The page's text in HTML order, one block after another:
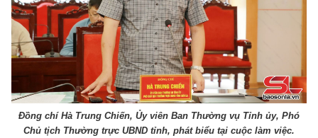
Đồng chí Hà Trung Chiến, Ủy viên Ban Thường vụ Tỉnh ủy, Phó
Chủ tịch Thường trực UBND tỉnh, phát biểu tại cuộc làm việc.